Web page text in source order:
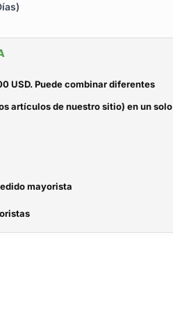
USD. Puede combinar diferentes
artículos de nuestro sitio) en un solo
mayorista